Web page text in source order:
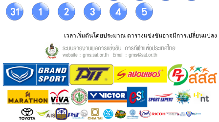
เวลาเริ่มตันโดยประมาณ ตารางแข่งขันอาจมีการเปลี่ยนแปลง